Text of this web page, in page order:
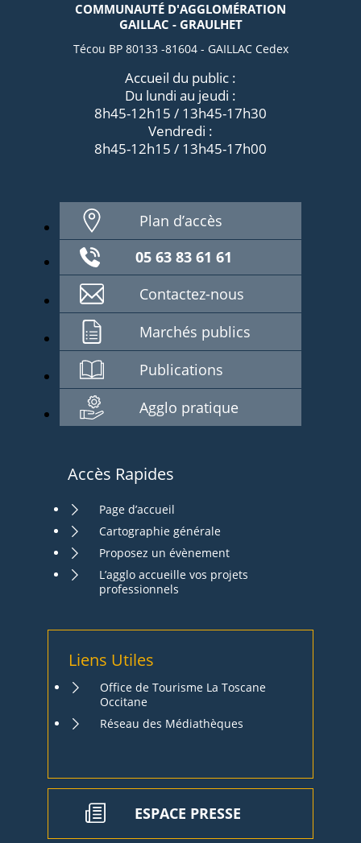
COMMUNAUTÉ D'AGGLOMÉRATION
GAILLAC - GRAULHET
Técou BP 80133 -81604 - GAILLAC Cedex
Accueil du public :
Du lundi au jeudi :
8h45-12h15 / 13h45-17h30
Vendredi :
8h45-12h15 / 13h45-17h00
Plan d’accès
05 63 83 61 61
Contactez-nous
Marchés publics
Publications
Agglo pratique
Accès Rapides
Page d’accueil
Cartographie générale
Proposez un évènement
L’agglo accueille vos projets
professionnels
Liens Utiles
Office de Tourisme La Toscane
Occitane
Réseau des Médiathèques
ESPACE PRESSE